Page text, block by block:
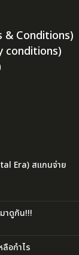
& Conditions)
conditions)
Era) สแกนจ่าย
าดูกัน!!!
อกำไร